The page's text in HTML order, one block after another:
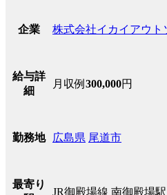
企業 株式会社イカイアウト
給与詳
細
月収例 300,000円
勤務地 広島県 尾道市
最寄り
JR御殿場線 南御殿場駅